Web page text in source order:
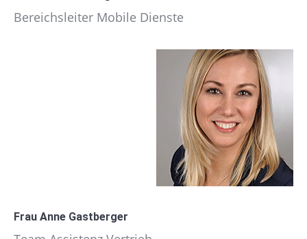
Bereichsleiter Mobile Dienste
Frau Anne Gastberger